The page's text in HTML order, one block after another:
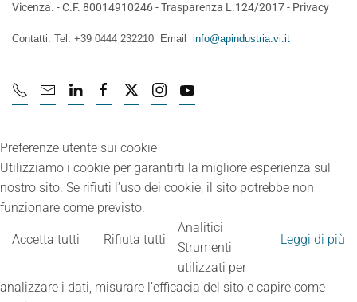
Vicenza. - C.F. 80014910246 -Trasparenza L.124/2017- Privacy
Contatti: Tel. +39 0444 232210 Email info@apindustria.vi.it
Preferenze utente sui cookie
Utilizziamo i cookie per garantirti la migliore esperienza sul
nostro sito. Se rifiuti l’uso dei cookie, il sito potrebbe non
funzionare come previsto.
Accetta tutti Rifiuta tutti Leggi di più
Analitici
Strumenti
utilizzati per
analizzare i dati, misurare l’efficacia del sito e capire come